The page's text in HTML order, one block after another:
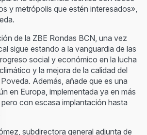
y metrópolis que estén interesados»,
de la ZBE Rondas BCN, una vez
sigue estando a la vanguardia de las
social y económico en la lucha
y la mejora de la calidad del
Poveda. Además, añade que es una
en Europa, implementada ya en más
pero con escasa implantación hasta
subdirectora general adjunta de